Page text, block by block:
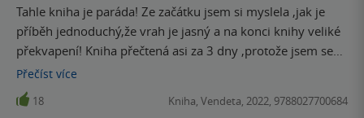
Tahle kniha je paráda! Ze začátku jsem si myslela ,jak je
příběh jednoduchý,že vrah je jasný a na konci knihy veliké
překvapení! Kniha přečtená asi za 3 dny ,protože jsem se
nemohla odtrhnout a musela jsem číst ještě další a další
kapitolu. Knihu za me mohu určitě doporučit ! Víc takových
knih.
Přečíst více
18 Kniha, Vendeta, 2022, 9788027700684